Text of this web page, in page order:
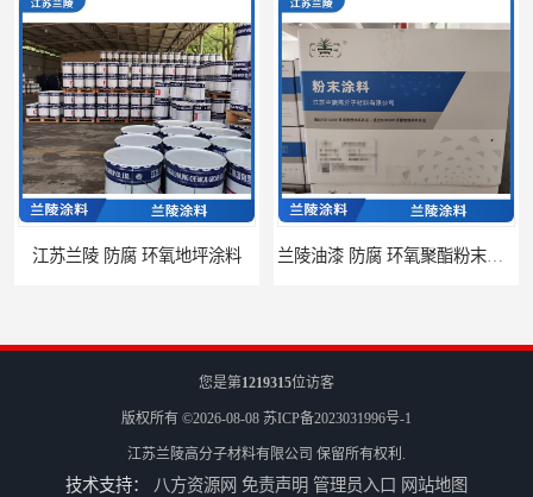
氧地坪涂料 兰陵油漆 防腐 环氧聚酯粉末涂料
您是第1219315位访客
版权所有 ©2026-08-08 苏ICP备2023031996号-1
江苏兰陵高分子材料有限公司 保留所有权利.
技术支持： 八方资源网 免责声明 管理员入口 网站地图